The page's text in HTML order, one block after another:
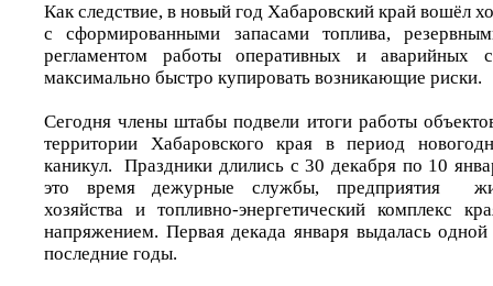
Как следствие, в новый год Хабаровский край вошёл
с сформированными запасами топлива,
регламентом работы оперативных и аварийных
максимально быстро купировать возникающие риски.
Сегодня члены штабы подвели итоги работы
территории Хабаровского края в период
каникул. Праздники длились с 30 декабря по 10
это время дежурные службы, предприятия
хозяйства и топливно-энергетический комплекс
напряжением. Первая декада января выдалась
последние годы.